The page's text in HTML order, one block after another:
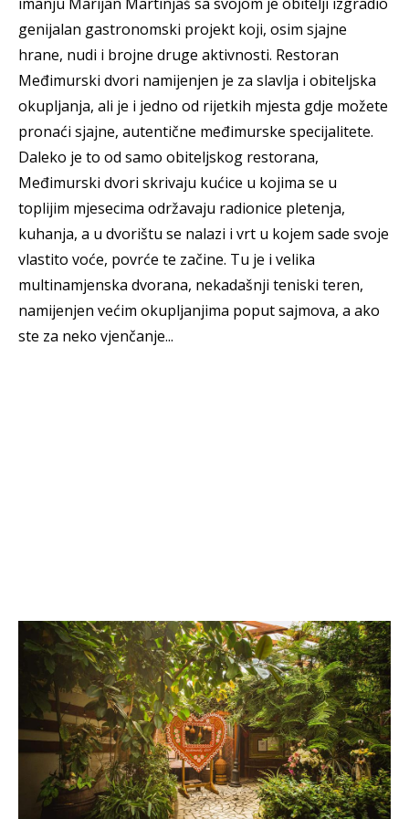
genijalan gastronomski projekt koji, osim sjajne
hrane, nudi i brojne druge aktivnosti. Restoran
Međimurski dvori namijenjen je za slavlja i obiteljska
okupljanja, ali je i jedno od rijetkih mjesta gdje možete
pronaći sjajne, autentične međimurske specijalitete.
Daleko je to od samo obiteljskog restorana,
Međimurski dvori skrivaju kućice u kojima se u
toplijim mjesecima održavaju radionice pletenja,
kuhanja, a u dvorištu se nalazi i vrt u kojem sade svoje
vlastito voće, povrće te začine. Tu je i velika
multinamjenska dvorana, nekadašnji teniski teren,
namijenjen većim okupljanjima poput sajmova, a ako
ste za neko vjenčanje...